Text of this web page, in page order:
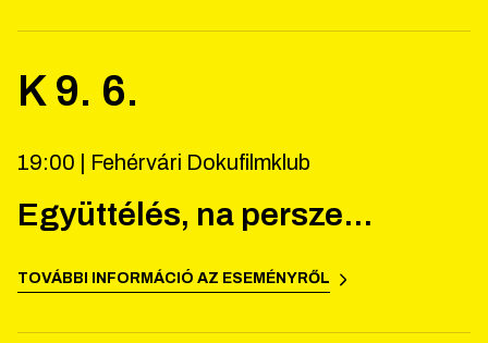
K 9. 6.
19:00 | Fehérvári Dokufilmklub
Együttélés, na persze...
TOVÁBBI INFORMÁCIÓ AZ ESEMÉNYRŐL